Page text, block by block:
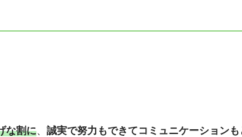
な割に、誠実で努力もできてコミュニケーション